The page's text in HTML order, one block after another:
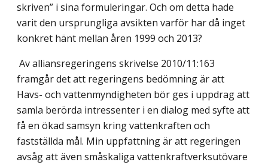
skriven” i sina formuleringar. Och om detta hade
varit den ursprungliga avsikten varför har då inget
konkret hänt mellan åren 1999 och 2013?
Av alliansregeringens skrivelse 2010/11:163
framgår det att regeringens bedömning är att
Havs- och vattenmyndigheten bör ges i uppdrag att
samla berörda intressenter i en dialog med syfte att
få en ökad samsyn kring vattenkraften och
fastställda mål. Min uppfattning är att regeringen
avsåg att även småskaliga vattenkraftverksutövare